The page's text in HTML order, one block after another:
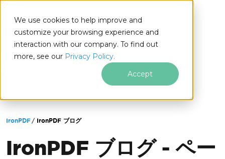
We use cookies to help improve and
customize your browsing experience and
interaction with our company. To find out
more, see our Privacy Policy.
Accept
.NET
フッターコンテンツにスキップ
IronPDF IronPDF ブログ
IronPDF ブログ - ペー